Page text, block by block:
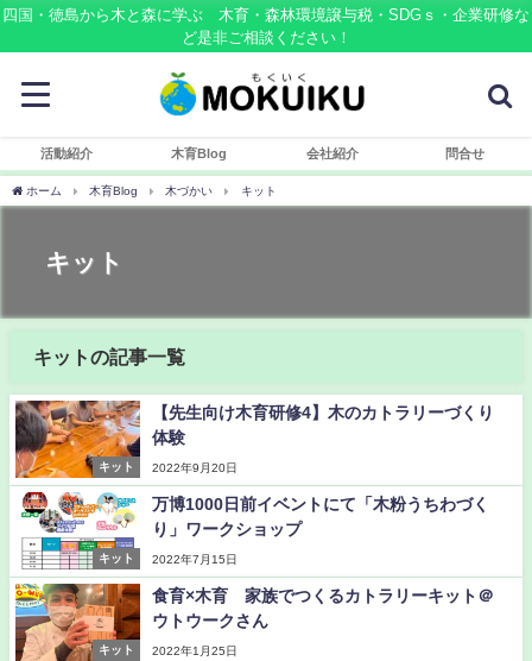
四国・徳島から木と森に学ぶ 木育・森林環境譲与税・SDGｓ・企業研修な
ど是非ご相談ください！
活動紹介 木育Blog 会社紹介 問合せ
ホーム 木育Blog 木づかい キット
キット
キットの記事一覧
キット
【先生向け木育研修4】木のカトラリーづくり
体験
2022年9月20日
キット
万博1000日前イベントにて「木粉うちわづく
り」ワークショップ
2022年7月15日
キット
食育️×木育 家族でつくるカトラリーキット＠
ウトウークさん
2022年1月25日